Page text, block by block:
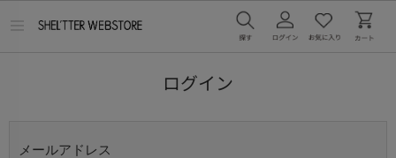
ログイン
メールアドレス